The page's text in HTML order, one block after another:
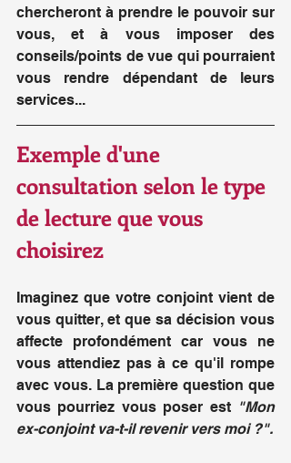
chercheront à prendre le pouvoir sur
vous, et à vous imposer des
conseils/points de vue qui pourraient
vous rendre dépendant de leurs
services...
Exemple d'une
consultation selon le type
de lecture que vous
choisirez
Imaginez que votre conjoint vient de
vous quitter, et que sa décision vous
affecte profondément car vous ne
vous attendiez pas à ce qu'il rompe
avec vous. La première question que
vous pourriez vous poser est "Mon
ex-conjoint va-t-il revenir vers moi ?".